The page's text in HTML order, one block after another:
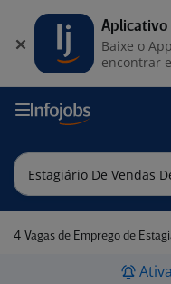
4 Vagas de Emprego de Estagiário de
Aplicativo
Baixe o
encontrar